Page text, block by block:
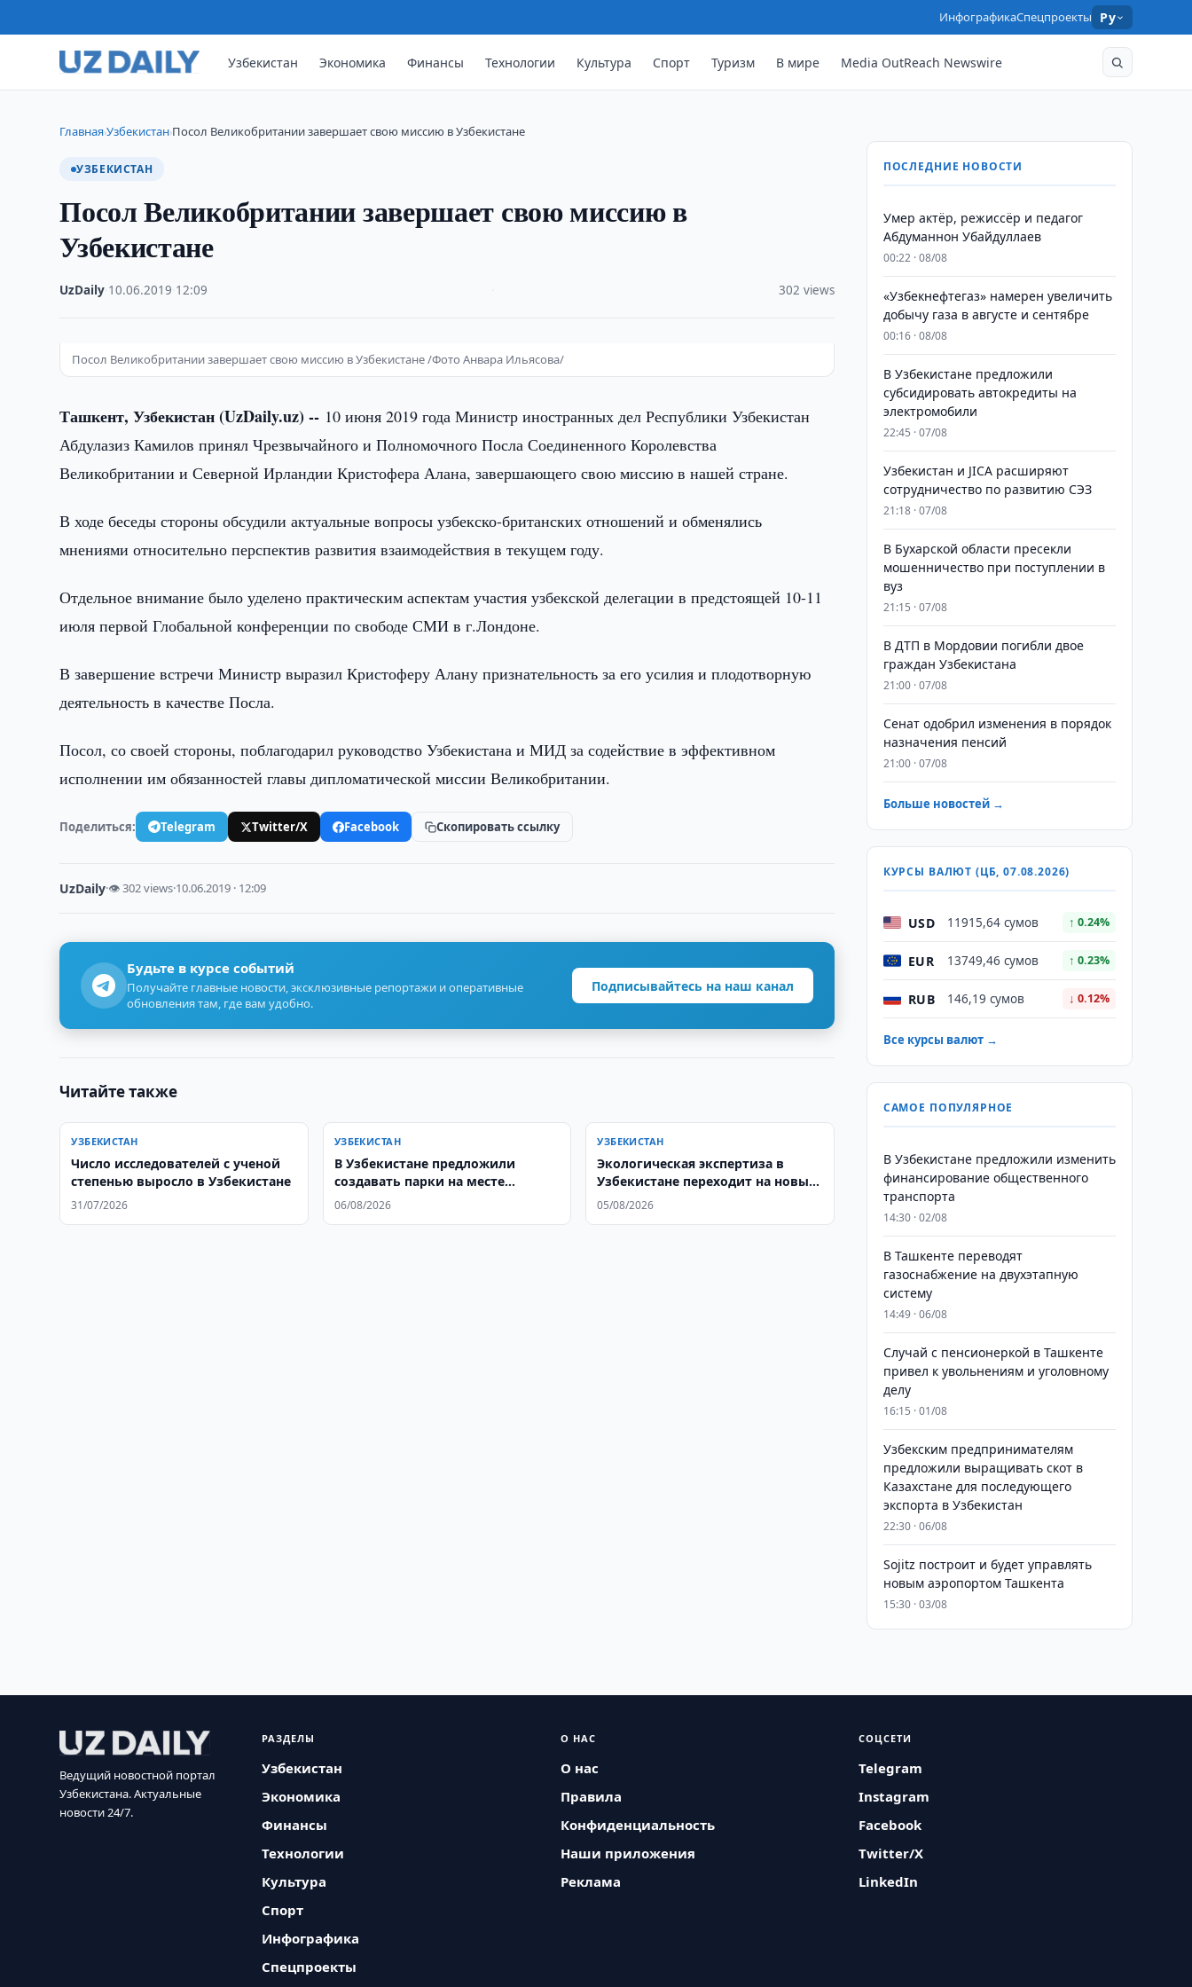
ИнфографикаСпецпроекты Ру
Узбекистан Экономика Финансы Технологии Культура Спорт Туризм В мире Media OutReach Newswire
Главная›Узбекистан›Посол Великобритании завершает свою миссию в Узбекистане
УЗБЕКИСТАН
Посол Великобритании завершает свою миссию в
Узбекистане
UzDaily 10.06.2019 12:09 302 views
Посол Великобритании завершает свою миссию в Узбекистане /Фото Анвара Ильясова/
Ташкент, Узбекистан (UzDaily.uz) -- 10 июня 2019 года Министр иностранных дел Республики Узбекистан
Абдулазиз Камилов принял Чрезвычайного и Полномочного Посла Соединенного Королевства
Великобритании и Северной Ирландии Кристофера Алана, завершающего свою миссию в нашей стране.
В ходе беседы стороны обсудили актуальные вопросы узбекско-британских отношений и обменялись
мнениями относительно перспектив развития взаимодействия в текущем году.
Отдельное внимание было уделено практическим аспектам участия узбекской делегации в предстоящей 10-11
июля первой Глобальной конференции по свободе СМИ в г.Лондоне.
В завершение встречи Министр выразил Кристоферу Алану признательность за его усилия и плодотворную
деятельность в качестве Посла.
Посол, со своей стороны, поблагодарил руководство Узбекистана и МИД за содействие в эффективном
исполнении им обязанностей главы дипломатической миссии Великобритании.
Поделиться: Telegram Twitter/X Facebook Скопировать ссылку
UzDaily·👁 302 views·10.06.2019 · 12:09
Будьте в курсе событий
Получайте главные новости, эксклюзивные репортажи и оперативные
обновления там, где вам удобно.
Подписывайтесь на наш канал
Читайте также
УЗБЕКИСТАН
Число исследователей с ученой
степенью выросло в Узбекистане
31/07/2026
УЗБЕКИСТАН
В Узбекистане предложили
создавать парки на месте
госучреждений
06/08/2026
УЗБЕКИСТАН
Экологическая экспертиза в
Узбекистане переходит на новые
международные стандарты
05/08/2026
ПОСЛЕДНИЕ НОВОСТИ
Умер актёр, режиссёр и педагог
Абдуманнон Убайдуллаев
00:22 · 08/08
«Узбекнефтегаз» намерен увеличить
добычу газа в августе и сентябре
00:16 · 08/08
В Узбекистане предложили
субсидировать автокредиты на
электромобили
22:45 · 07/08
Узбекистан и JICA расширяют
сотрудничество по развитию СЭЗ
21:18 · 07/08
В Бухарской области пресекли
мошенничество при поступлении в
вуз
21:15 · 07/08
В ДТП в Мордовии погибли двое
граждан Узбекистана
21:00 · 07/08
Сенат одобрил изменения в порядок
назначения пенсий
21:00 · 07/08
Больше новостей →
КУРСЫ ВАЛЮТ (ЦБ, 07.08.2026)
USD 11915,64 сумов ↑ 0.24%
EUR 13749,46 сумов ↑ 0.23%
RUB 146,19 сумов ↓ 0.12%
Все курсы валют →
САМОЕ ПОПУЛЯРНОЕ
В Узбекистане предложили изменить
финансирование общественного
транспорта
14:30 · 02/08
В Ташкенте переводят
газоснабжение на двухэтапную
систему
14:49 · 06/08
Случай с пенсионеркой в Ташкенте
привел к увольнениям и уголовному
делу
16:15 · 01/08
Узбекским предпринимателям
предложили выращивать скот в
Казахстане для последующего
экспорта в Узбекистан
22:30 · 06/08
Sojitz построит и будет управлять
новым аэропортом Ташкента
15:30 · 03/08
Ведущий новостной портал
Узбекистана. Актуальные
новости 24/7.
РАЗДЕЛЫ
Узбекистан
Экономика
Финансы
Технологии
Культура
Спорт
Инфографика
Спецпроекты
О НАС
О нас
Правила
Конфиденциальность
Наши приложения
Реклама
СОЦСЕТИ
Telegram
Instagram
Facebook
Twitter/X
LinkedIn